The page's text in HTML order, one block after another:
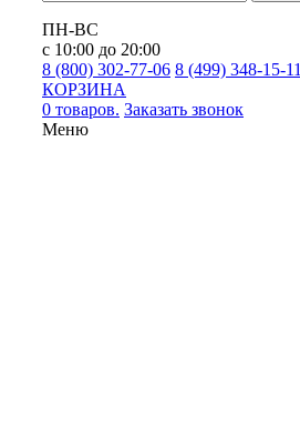
ПН-ВС
с 10:00 до 20:00
8 (800) 302-77-06 8 (499) 348-15-11
КОРЗИНА
0 товаров. Заказать звонок
Меню